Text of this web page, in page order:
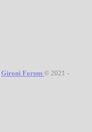
Gironi Forum © 2021 -